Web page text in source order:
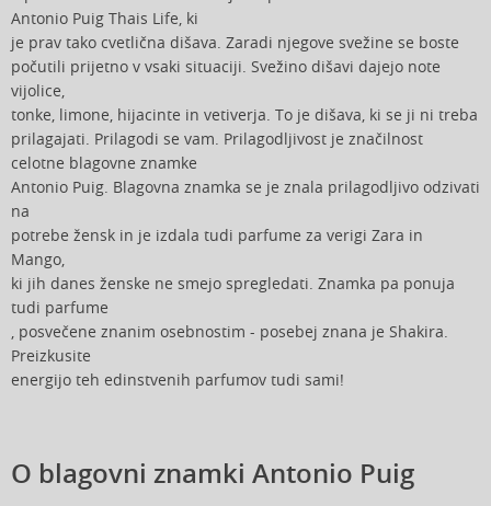
Antonio Puig Thais Life, ki
je prav tako cvetlična dišava. Zaradi njegove svežine se boste
počutili prijetno v vsaki situaciji. Svežino dišavi dajejo note
vijolice,
tonke, limone, hijacinte in vetiverja. To je dišava, ki se ji ni treba
prilagajati. Prilagodi se vam. Prilagodljivost je značilnost
celotne blagovne znamke
Antonio Puig. Blagovna znamka se je znala prilagodljivo odzivati
na
potrebe žensk in je izdala tudi parfume za verigi Zara in
Mango,
ki jih danes ženske ne smejo spregledati. Znamka pa ponuja
tudi parfume
, posvečene znanim osebnostim - posebej znana je Shakira.
Preizkusite
energijo teh edinstvenih parfumov tudi sami!
O blagovni znamki Antonio Puig